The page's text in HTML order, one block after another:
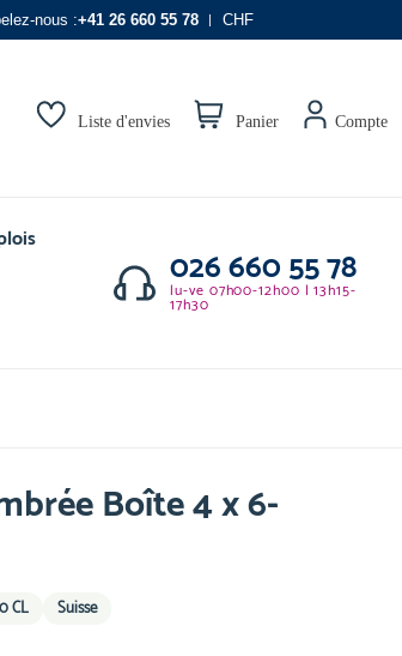
nous :+41 26 660 55 78 CHF
Liste d'envies Panier Compte
026 660 55 78
lu-ve 07h00-12h00 | 13h15-
17h30
Boîte 4 x 6-
CL Suisse